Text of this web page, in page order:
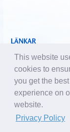
LÄNKAR
falundafa.org
faluninfo.net
minghui.org
pureinsight.org
Kontakta oss:
This website
cookies to
you get the best
experience on
website.
Privacy Policy